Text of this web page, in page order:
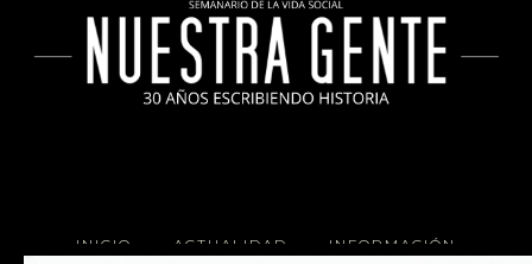
INICIO ACTUALIDAD INFORMACIÓN